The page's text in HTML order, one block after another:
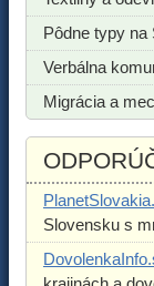
Pôdne typy na
Verbálna
Migrácia a
Slovensku s